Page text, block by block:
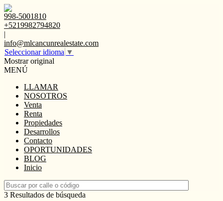
998-5001810
+5219982794820
|
info@mlcancunrealestate.com
Seleccionar idioma ▼
Mostrar original
MENÚ
LLAMAR
NOSOTROS
Venta
Renta
Propiedades
Desarrollos
Contacto
OPORTUNIDADES
BLOG
Inicio
3 Resultados de búsqueda